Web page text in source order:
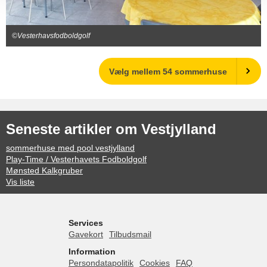
©Vesterhavsfodboldgolf
Vælg mellem 54 sommerhuse
Seneste artikler om Vestjylland
sommerhuse med pool vestjylland
Play-Time / Vesterhavets Fodboldgolf
Mønsted Kalkgruber
Vis liste
Services
Gavekort
Tilbudsmail
Information
Persondatapolitik
Cookies FAQ